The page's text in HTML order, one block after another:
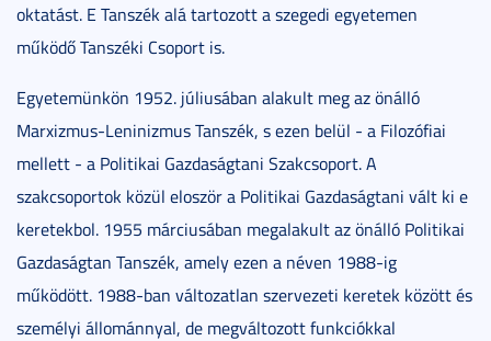
oktatást. E Tanszék alá tartozott a szegedi egyetemen
működő Tanszéki Csoport is.
Egyetemünkön 1952. júliusában alakult meg az önálló
Marxizmus-Leninizmus Tanszék, s ezen belül - a Filozófiai
mellett - a Politikai Gazdaságtani Szakcsoport. A
szakcsoportok közül eloször a Politikai Gazdaságtani vált ki e
keretekbol. 1955 márciusában megalakult az önálló Politikai
Gazdaságtan Tanszék, amely ezen a néven 1988-ig
működött. 1988-ban változatlan szervezeti keretek között és
személyi állománnyal, de megváltozott funkciókkal